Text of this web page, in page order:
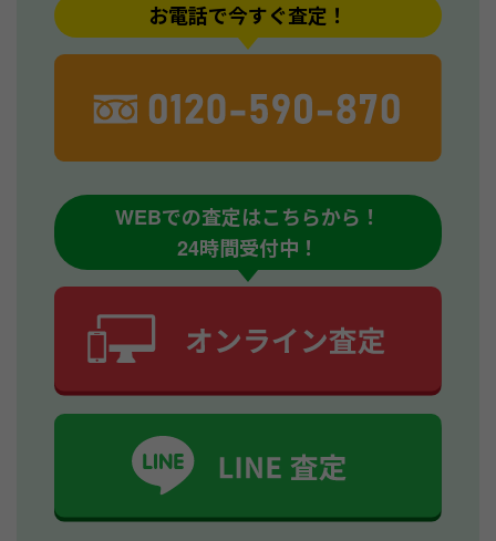
お電話で今すぐ査定！
WEBでの査定はこちらから！
24時間受付中！